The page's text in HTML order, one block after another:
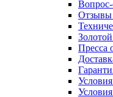
Вопрос-
Отзывы
Пресса